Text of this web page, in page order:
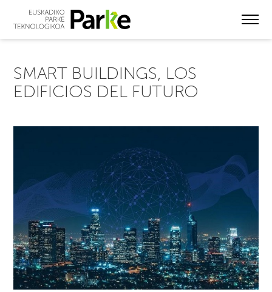
SMART BUILDINGS, LOS
EDIFICIOS DEL FUTURO